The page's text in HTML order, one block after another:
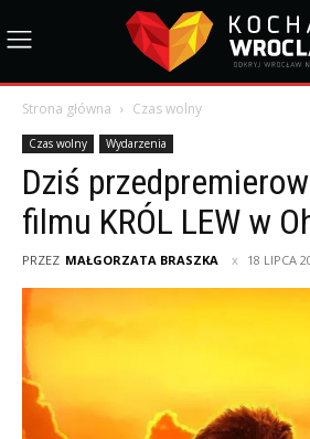
Strona główna Czas wolny
Czas wolny Wydarzenia
Dziś
filmu KRÓL LEW w
PRZEZ MAŁGORZATA BRASZKA 18 LIPCA